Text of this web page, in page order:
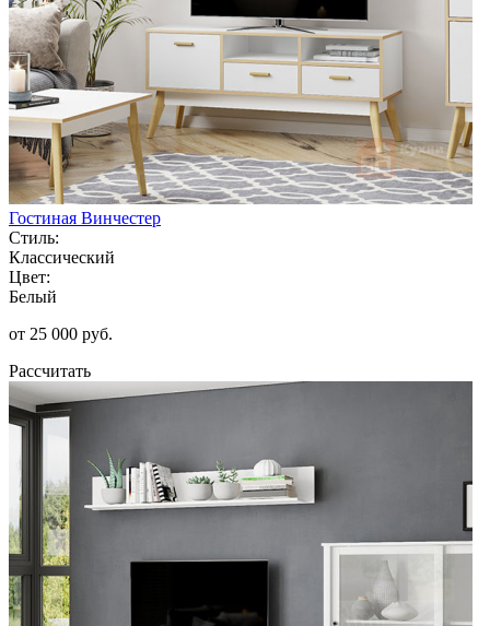
Гостиная Винчестер
Стиль:
Классический
Цвет:
Белый
от 25 000 руб.
Рассчитать